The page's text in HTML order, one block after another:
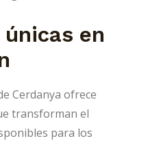
en
Cerdanya ofrece
transforman el
para los